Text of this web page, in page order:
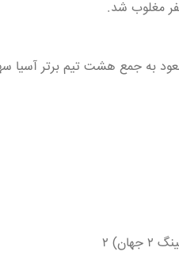
مغلوب شد.
تیم برتر آسیا سهمیه قهرمانی جهان